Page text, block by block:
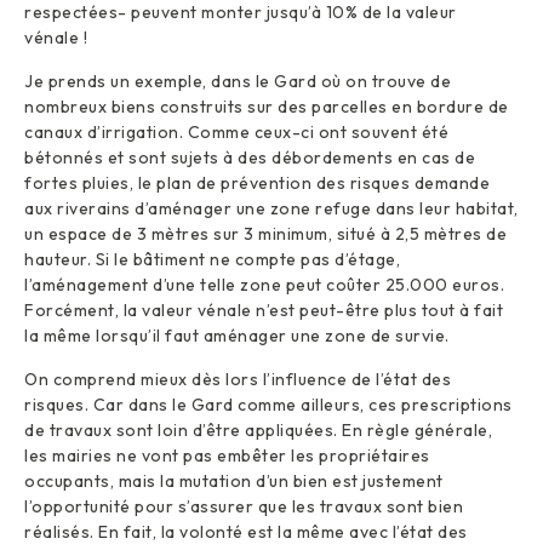
respectées- peuvent monter jusqu’à 10% de la valeur
vénale !
Je prends un exemple, dans le Gard où on trouve de
nombreux biens construits sur des parcelles en bordure de
canaux d’irrigation. Comme ceux-ci ont souvent été
bétonnés et sont sujets à des débordements en cas de
fortes pluies, le plan de prévention des risques demande
aux riverains d’aménager une zone refuge dans leur habitat,
un espace de 3 mètres sur 3 minimum, situé à 2,5 mètres de
hauteur. Si le bâtiment ne compte pas d’étage,
l’aménagement d’une telle zone peut coûter 25.000 euros.
Forcément, la valeur vénale n’est peut-être plus tout à fait
la même lorsqu’il faut aménager une zone de survie.
On comprend mieux dès lors l’influence de l’état des
risques. Car dans le Gard comme ailleurs, ces prescriptions
de travaux sont loin d’être appliquées. En règle générale,
les mairies ne vont pas embêter les propriétaires
occupants, mais la mutation d’un bien est justement
l’opportunité pour s’assurer que les travaux sont bien
réalisés. En fait, la volonté est la même avec l’état des